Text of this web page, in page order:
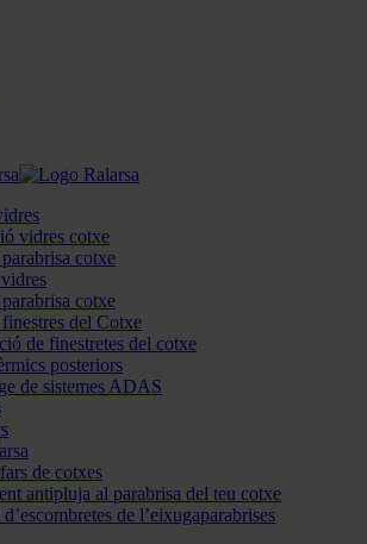
vidres cotxe
cotxe
cotxe
del Cotxe
de finestretes del cotxe
posteriors
de sistemes ADAS
de cotxes
antipluja al parabrisa del teu cotxe
de l’eixugaparabrises